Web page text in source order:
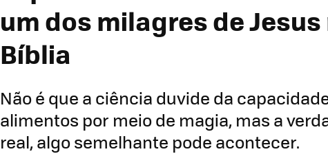
um dos milagres de
Bíblia
Não é que a ciência duvide da
alimentos por meio de magia, mas a
real, algo semelhante pode acontecer.